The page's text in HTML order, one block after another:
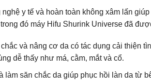
nghệ y tế và hoàn toàn không xâm lấn
đó máy Hifu Shurink Universe đã
chắc và nâng cơ da có tác dụng cải thiện
dễ thấy như má, cằm, mắt và cổ.
làm săn chắc da giúp phục hồi làn da từ